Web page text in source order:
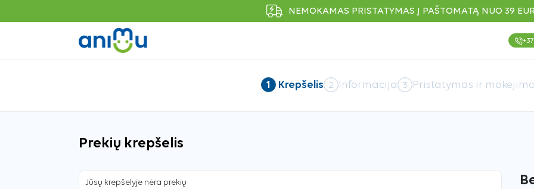
NEMOKAMAS PRISTATYMAS Į PAŠTOMATĄ NUO 39 EUR
1 Krepšelis 2 Informacija 3 Pristatymas ir
Prekių krepšelis
Jūsų krepšelyje nėra prekių